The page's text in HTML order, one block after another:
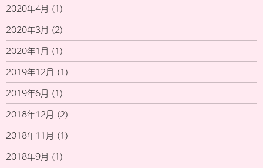
2020年4月 (1)
2020年3月 (2)
2020年1月 (1)
2019年12月 (1)
2019年6月 (1)
2018年12月 (2)
2018年11月 (1)
2018年9月 (1)